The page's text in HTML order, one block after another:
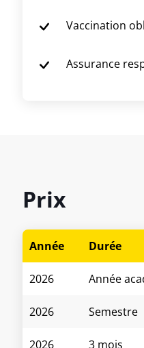
Vaccination
Assurance
Prix
Année Durée
2026 Année
2026 Semestre
2026 3 mois